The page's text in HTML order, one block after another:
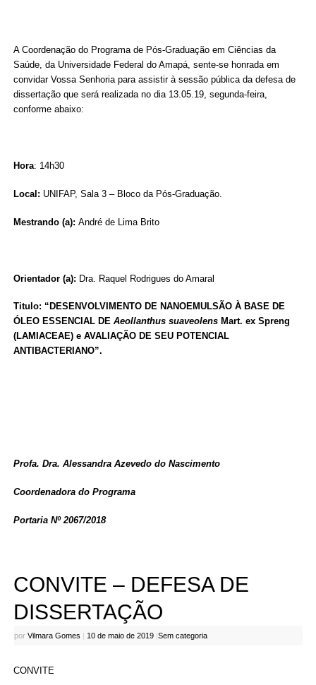
A Coordenação do Programa de Pós-Graduação em Ciências da
Saúde, da Universidade Federal do Amapá, sente-se honrada em
convidar Vossa Senhoria para assistir à sessão pública da defesa de
dissertação que será realizada no dia 13.05.19, segunda-feira,
conforme abaixo:
Hora: 14h30
Local: UNIFAP, Sala 3 – Bloco da Pós-Graduação.
Mestrando (a): André de Lima Brito
Orientador (a): Dra. Raquel Rodrigues do Amaral
Titulo: “DESENVOLVIMENTO DE NANOEMULSÃO À BASE DE
ÓLEO ESSENCIAL DE Aeollanthus suaveolensMart. ex Spreng
(LAMIACEAE) e AVALIAÇÃO DE SEU POTENCIAL
ANTIBACTERIANO”.
Profa. Dra. Alessandra Azevedo do Nascimento
Coordenadora do Programa
Portaria Nº 2067/2018
CONVITE – DEFESA DE
DISSERTAÇÃO
por Vilmara Gomes 10 de maio de 2019 Sem categoria
CONVITE